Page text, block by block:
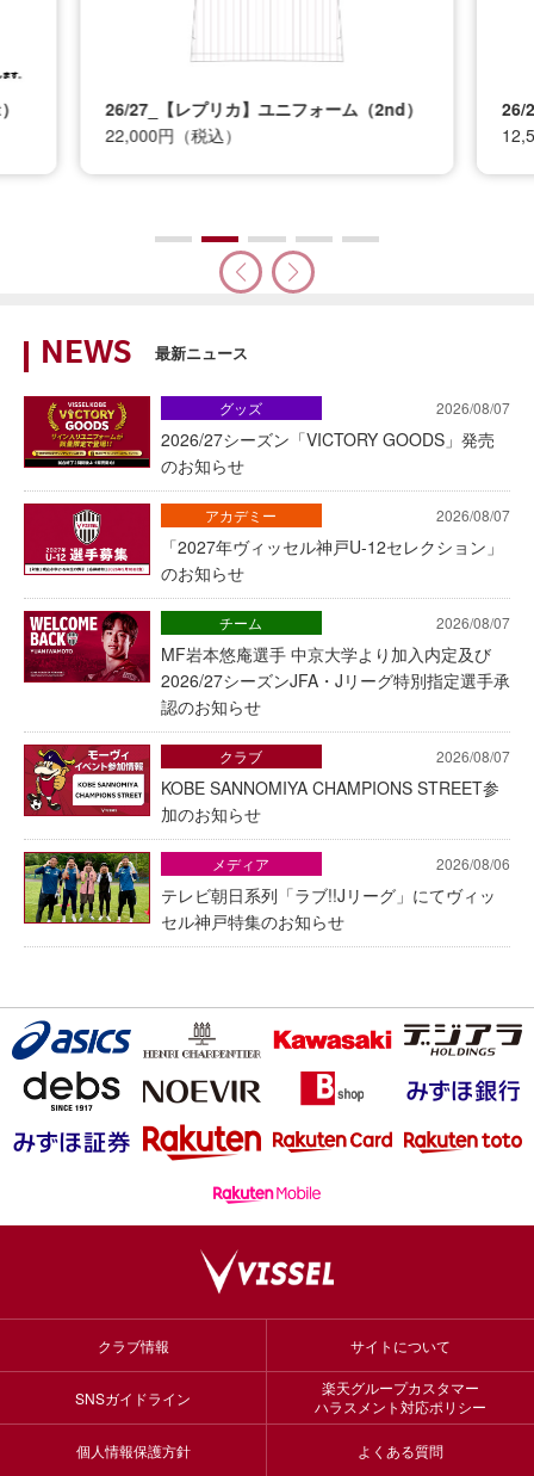
26/27_【レプリカ】ユニフォーム（2nd）
22,000円（税込）
26/
NEWS 最新ニュース
2026/08/07
2026/27シーズン「VICTORY GOODS」発売
のお知らせ
グッズ
2026/08/07
「2027年ヴィッセル神戸U-12セレクション」
のお知らせ
アカデミー
2026/08/07
MF岩本悠庵選手 中京大学より加入内定及び
2026/27シーズンJFA・Jリーグ特別指定選手承
認のお知らせ
チーム
2026/08/07
KOBE SANNOMIYA CHAMPIONS STREET参
加のお知らせ
クラブ
2026/08/06
テレビ朝日系列「ラブ!!Jリーグ」にてヴィッ
セル神戸特集のお知らせ
メディア
クラブ情報 サイトについて
SNSガイドライン
楽天グループカスタマー
ハラスメント対応ポリシー
個人情報保護方針 よくある質問